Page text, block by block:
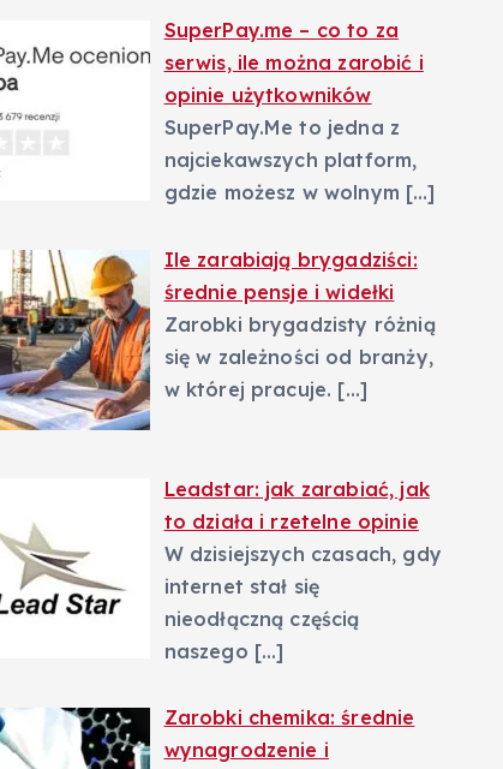
SuperPay.me – co to za
serwis, ile można zarobić i
opinie użytkowników
SuperPay.Me to jedna z
najciekawszych platform,
gdzie możesz w wolnym […]
Ile zarabiają brygadziści:
średnie pensje i widełki
Zarobki brygadzisty różnią
się w zależności od branży,
w której pracuje. […]
Leadstar: jak zarabiać, jak
to działa i rzetelne opinie
W dzisiejszych czasach, gdy
internet stał się
nieodłączną częścią
naszego […]
Zarobki chemika: średnie
wynagrodzenie i